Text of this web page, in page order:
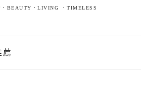
．BEAUTY．LIVING ．TIMELESS